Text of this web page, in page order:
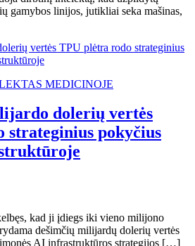
gamybos linijos, jutikliai seka mašinas,
MEDICINOJE
dolerių vertės
strateginius pokyčius
kad ji įdiegs iki vieno milijono
dešimčių milijardų dolerių vertės
AI infrastruktūros strategijos […]